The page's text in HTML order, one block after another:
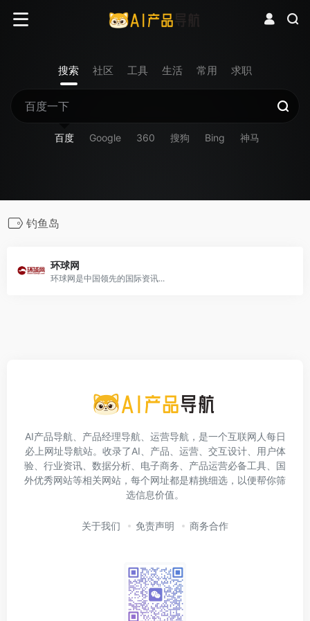
搜索 社区 工具 生活 常用 求职
百度 Google 360 搜狗 Bing 神马
钓鱼岛
环球网
环球网是中国领先的国际资讯...
AI产品导航、产品经理导航、运营导航，是一个互联网人每日
必上网址导航站。收录了AI、产品、运营、交互设计、用户体
验、行业资讯、数据分析、电子商务、产品运营必备工具、国
外优秀网站等相关网站，每个网址都是精挑细选，以便帮你筛
选信息价值。
关于我们 免责声明 商务合作